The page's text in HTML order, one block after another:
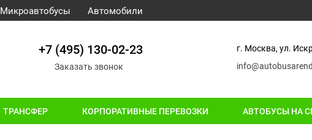
Микроавтобусы Автомобили
+7 (495) 130-02-23
Заказать звонок
г. Москва, ул.
ТРАНСФЕР КОРПОРАТИВНЫЕ ПЕРЕВОЗКИ АВТОБУСЫ НА